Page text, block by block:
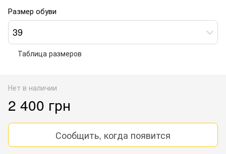
Размер обуви
39
Таблица размеров
Нет в наличии
2 400 грн
Сообщить, когда появится